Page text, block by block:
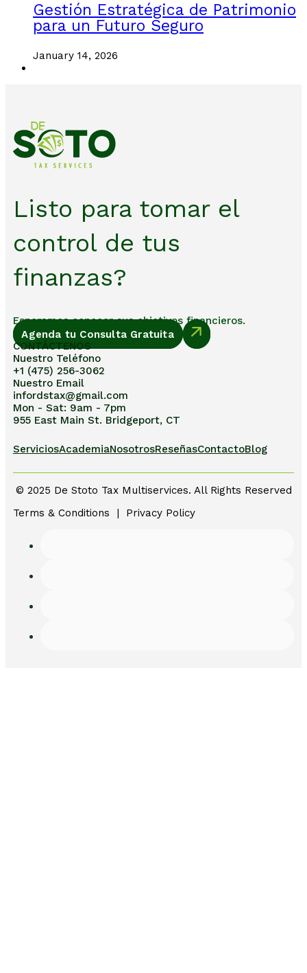
Gestión Estratégica de Patrimonio
para un Futuro Seguro
January 14, 2026
Listo para tomar el
control de tus
finanzas?
Esperamos conocer sus objetivos financieros.
Agenda tu Consulta Gratuita
CONTÁCTENOS
Nuestro Teléfono
+1 (475) 256-3062
Nuestro Email
infordstax@gmail.com
Mon - Sat: 9am - 7pm
955 East Main St. Bridgeport, CT
ServiciosAcademiaNosotrosReseñasContactoBlog
© 2025 De Stoto Tax Multiservices. All Rights Reserved
Terms & Conditions | Privacy Policy